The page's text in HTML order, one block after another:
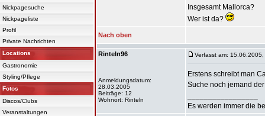
Nickpagesuche
Nickpageliste
Profil
Private Nachrichten
Locations
Gastronomie
Styling/Pflege
Fotos
Discos/Clubs
Veranstaltungen
Insgesamt Mallorca?
Wer ist da?
Nach oben
Rinteln96
Anmeldungsdatum:
28.03.2005
Beiträge: 12
Wohnort: Rinteln
Verfasst am:
Erstens schreibt man
Suche noch jemand
Es werden immer die